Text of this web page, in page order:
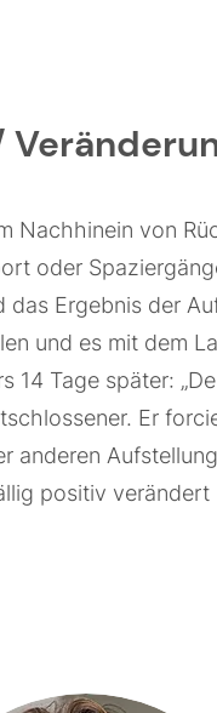
Nachhinein von
oder
das Ergebnis der
und es mit dem
14 Tage später:
Er
anderen
positiv